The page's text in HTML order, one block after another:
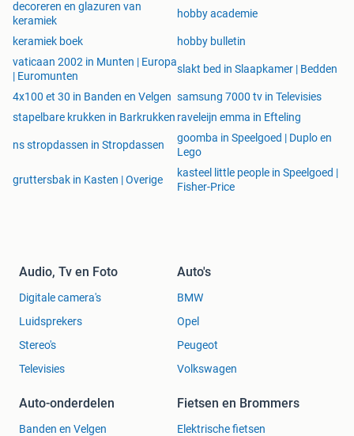
decoreren en glazuren van
keramiek
hobby academie
keramiek boek
hobby bulletin
vaticaan 2002 in Munten | Europa
| Euromunten
slakt bed in Slaapkamer | Bedden
4x100 et 30 in Banden en Velgen samsung 7000 tv in Televisies
stapelbare krukken in Barkrukken raveleijn emma in Efteling
ns stropdassen in Stropdassen
goomba in Speelgoed | Duplo en
Lego
gruttersbak in Kasten | Overige
kasteel little people in Speelgoed |
Fisher-Price
Audio, Tv en Foto
Digitale camera's
Luidsprekers
Stereo's
Televisies
Auto's
BMW
Opel
Peugeot
Volkswagen
Auto-onderdelen
Banden en Velgen
Fietsen en Brommers
Elektrische fietsen